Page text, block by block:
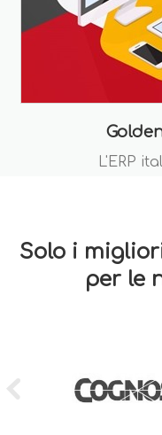
L'ERP
Solo i
per le